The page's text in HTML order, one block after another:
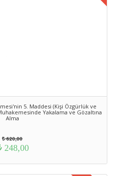
5. Maddesi (Kişi Özgürlük ve
Yakalama ve Gözaltına
Alma
620,00
248,00